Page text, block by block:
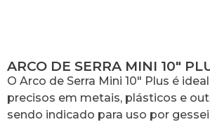
ARCO DE SERRA MINI 10″
O Arco de Serra Mini 10″ Plus é
precisos em metais, plásticos e
sendo indicado para uso por